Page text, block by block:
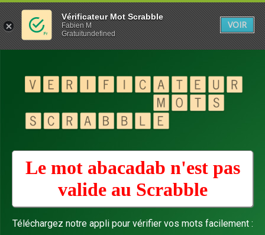
Le mot abacadab n'est pas
valide au Scrabble
Téléchargez notre appli pour vérifier vos mots facilement :
Vérificateur Mot Scrabble
Fabien M
Gratuitundefined
VOIR